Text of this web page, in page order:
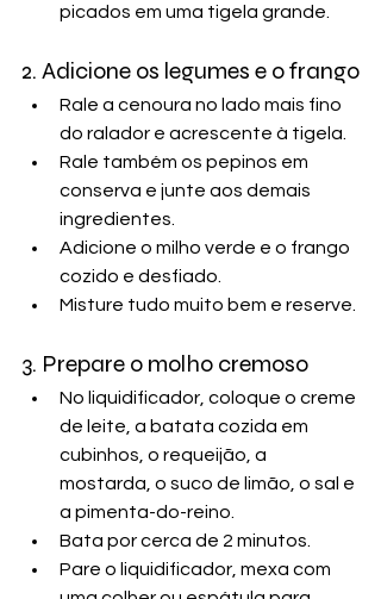
picados em uma tigela grande.
2. Adicione os legumes e o frango
Rale a cenoura no lado mais fino
do ralador e acrescente à tigela.
Rale também os pepinos em
conserva e junte aos demais
ingredientes.
Adicione o milho verde e o frango
cozido e desfiado.
Misture tudo muito bem e reserve.
3. Prepare o molho cremoso
No liquidificador, coloque o creme
de leite, a batata cozida em
cubinhos, o requeijão, a
mostarda, o suco de limão, o sal e
a pimenta-do-reino.
Bata por cerca de 2 minutos.
Pare o liquidificador, mexa com